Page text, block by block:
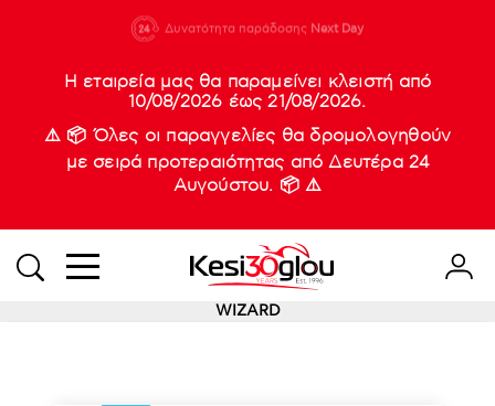
210 88 21
933
Δυνατότητα παράδοσης Next Day
Νέες
Η εταιρεία μας θα παραμείνει κλειστή από
10/08/2026 έως 21/08/2026.
⚠️ 📦 Όλες οι παραγγελίες θα δρομολογηθούν
με σειρά προτεραιότητας από Δευτέρα 24
Αυγούστου. 📦 ⚠️
WIZARD